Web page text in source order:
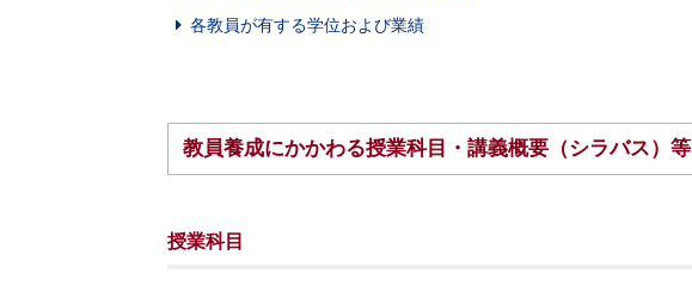
各教員が有する学位および業績
教員養成にかかわる授業科目・講義概要（シラバス）等
授業科目